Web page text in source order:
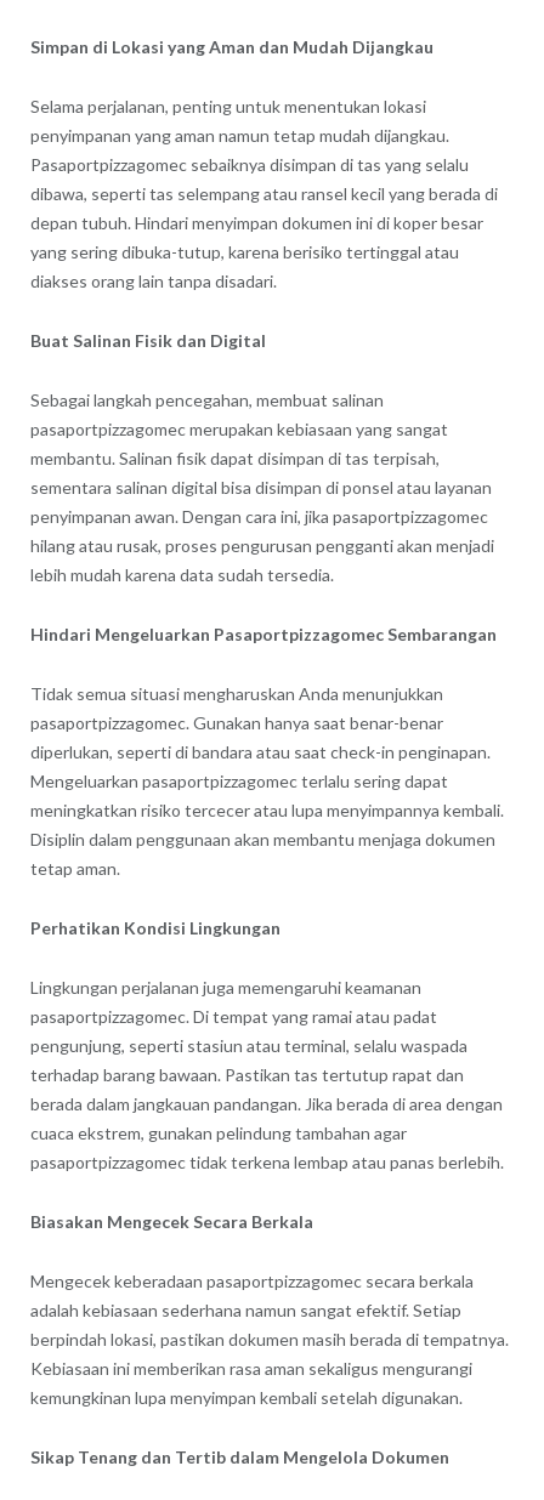
Simpan di Lokasi yang Aman dan Mudah Dijangkau
Selama perjalanan, penting untuk menentukan lokasi
penyimpanan yang aman namun tetap mudah dijangkau.
Pasaportpizzagomec sebaiknya disimpan di tas yang selalu
dibawa, seperti tas selempang atau ransel kecil yang berada di
depan tubuh. Hindari menyimpan dokumen ini di koper besar
yang sering dibuka-tutup, karena berisiko tertinggal atau
diakses orang lain tanpa disadari.
Buat Salinan Fisik dan Digital
Sebagai langkah pencegahan, membuat salinan
pasaportpizzagomec merupakan kebiasaan yang sangat
membantu. Salinan fisik dapat disimpan di tas terpisah,
sementara salinan digital bisa disimpan di ponsel atau layanan
penyimpanan awan. Dengan cara ini, jika pasaportpizzagomec
hilang atau rusak, proses pengurusan pengganti akan menjadi
lebih mudah karena data sudah tersedia.
Hindari Mengeluarkan Pasaportpizzagomec Sembarangan
Tidak semua situasi mengharuskan Anda menunjukkan
pasaportpizzagomec. Gunakan hanya saat benar-benar
diperlukan, seperti di bandara atau saat check-in penginapan.
Mengeluarkan pasaportpizzagomec terlalu sering dapat
meningkatkan risiko tercecer atau lupa menyimpannya kembali.
Disiplin dalam penggunaan akan membantu menjaga dokumen
tetap aman.
Perhatikan Kondisi Lingkungan
Lingkungan perjalanan juga memengaruhi keamanan
pasaportpizzagomec. Di tempat yang ramai atau padat
pengunjung, seperti stasiun atau terminal, selalu waspada
terhadap barang bawaan. Pastikan tas tertutup rapat dan
berada dalam jangkauan pandangan. Jika berada di area dengan
cuaca ekstrem, gunakan pelindung tambahan agar
pasaportpizzagomec tidak terkena lembap atau panas berlebih.
Biasakan Mengecek Secara Berkala
Mengecek keberadaan pasaportpizzagomec secara berkala
adalah kebiasaan sederhana namun sangat efektif. Setiap
berpindah lokasi, pastikan dokumen masih berada di tempatnya.
Kebiasaan ini memberikan rasa aman sekaligus mengurangi
kemungkinan lupa menyimpan kembali setelah digunakan.
Sikap Tenang dan Tertib dalam Mengelola Dokumen